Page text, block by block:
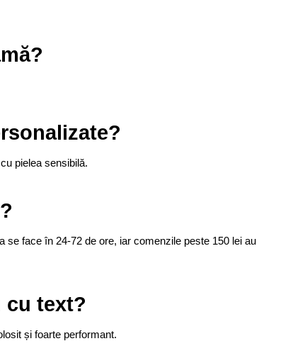
pielea sensibilă.
se face în 24-72 de ore, iar comenzile peste 150 lei au
cu text?
și foarte performant.